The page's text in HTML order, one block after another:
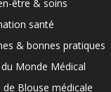
être & soins
santé
& bonnes pratiques
Monde Médical
de Blouse médicale